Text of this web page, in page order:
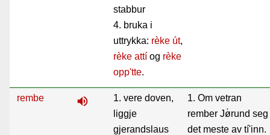
stabbur
4. bruka i
uttrykka: rèke út,
rèke attí og rèke
opp'tte.
rembe volume_up
1. vere doven,
liggje
gjerandslaus
1. Om vetran
rember Jø̀rund seg
det meste av tí'inn.